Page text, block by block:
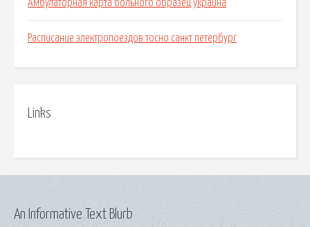
Амбулаторная карта больного образец украина
Расписание электропоездов тосно санкт петербург
Links
An Informative Text Blurb